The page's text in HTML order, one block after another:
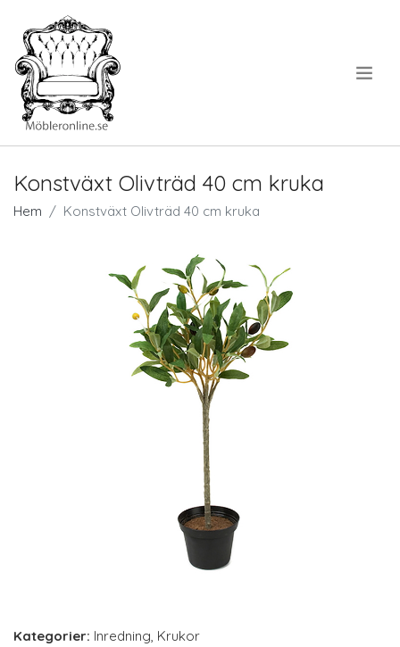
Konstväxt Olivträd 40 cm kruka
Hem Konstväxt Olivträd 40 cm kruka
Kategorier: Inredning, Krukor